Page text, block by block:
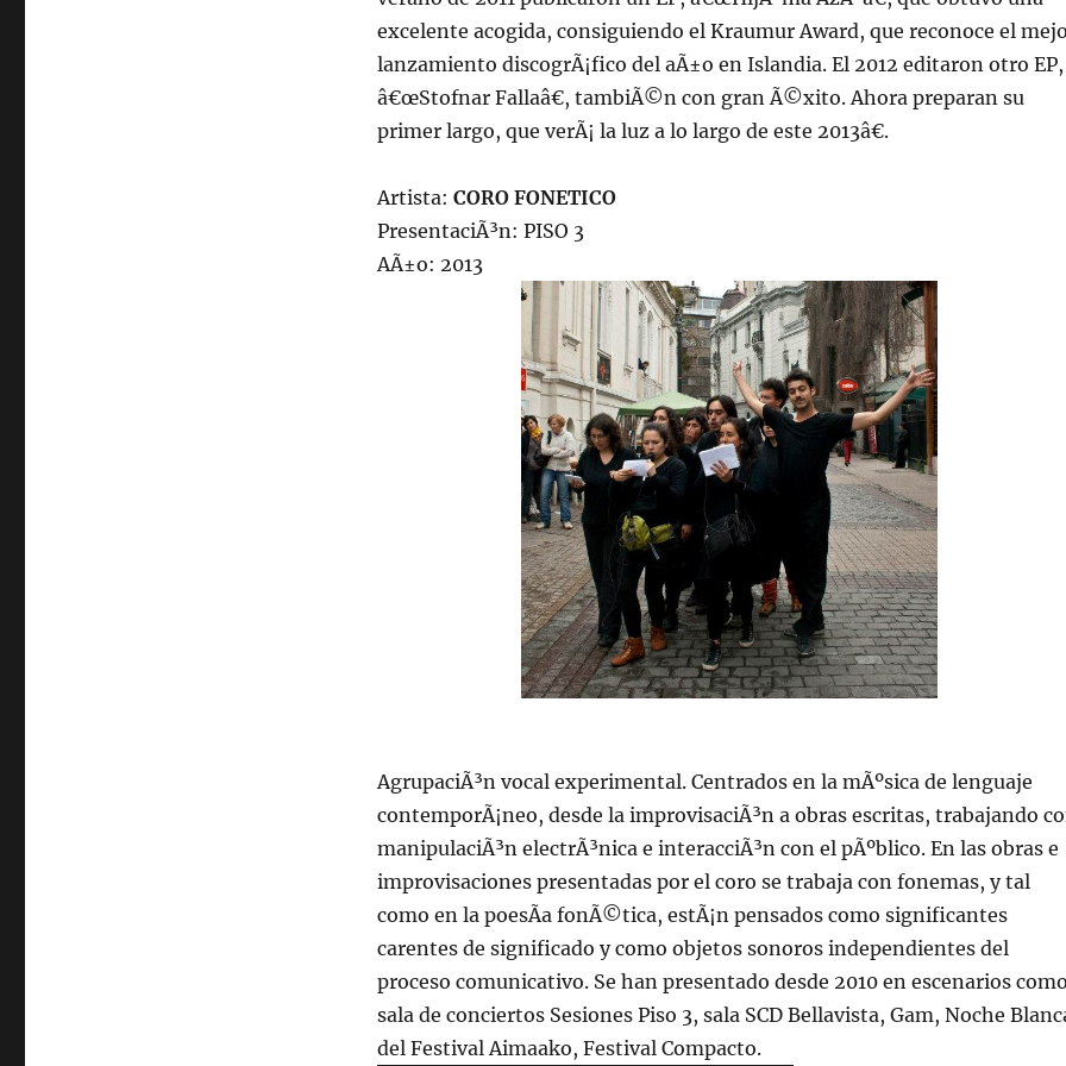
excelente acogida, consiguiendo el Kraumur Award, que reconoce el
lanzamiento discogrÃ¡fico del aÃ±o en Islandia. El 2012 editaron otro EP,
â€œStofnar Fallaâ€, tambiÃ©n con gran Ã©xito. Ahora preparan su
primer largo, que verÃ¡ la luz a lo largo de este 2013â€.
Artista: CORO FONETICO
PresentaciÃ³n: PISO 3
AÃ±o: 2013
AgrupaciÃ³n vocal experimental. Centrados en la mÃºsica de lenguaje
contemporÃ¡neo, desde la improvisaciÃ³n a obras escritas, trabajando
manipulaciÃ³n electrÃ³nica e interacciÃ³n con el pÃºblico. En las obras e
improvisaciones presentadas por el coro se trabaja con fonemas, y tal
como en la poesÃ­a fonÃ©tica, estÃ¡n pensados como significantes
carentes de significado y como objetos sonoros independientes del
proceso comunicativo. Se han presentado desde 2010 en escenarios
sala de conciertos Sesiones Piso 3, sala SCD Bellavista, Gam, Noche
del Festival Aimaako, Festival Compacto.